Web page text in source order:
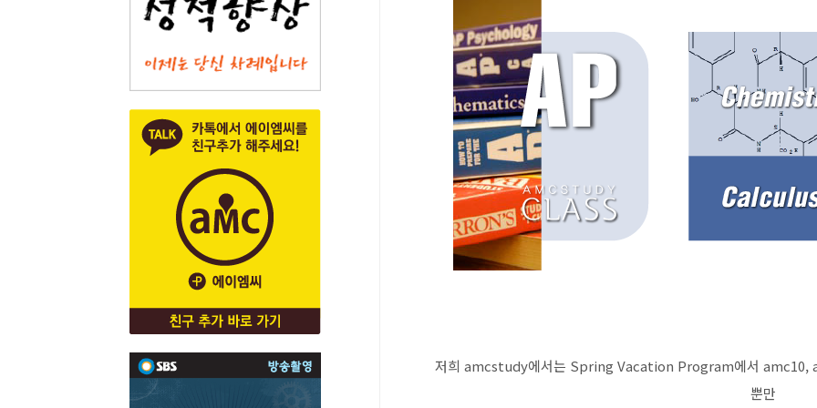
저희 amcstudy에서는 Spring Vacation Program에서
뿐만